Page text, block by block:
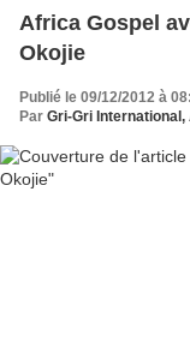
Africa Gospel
Okojie
Publié le 09/12/2012 à
Par Gri-Gri International,